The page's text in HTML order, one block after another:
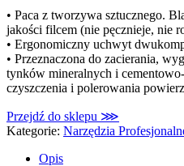
• Paca z tworzywa sztucznego.
jakości filcem (nie pęcznieje, nie
• Ergonomiczny uchwyt
• Przeznaczona do zacierania,
tynków mineralnych i
czyszczenia i polerowania
Przejdź do sklepu ⋙
Kategorie: Narzędzia
Opis